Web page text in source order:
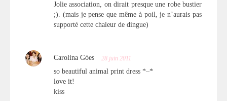
Jolie association, on dirait presque une robe bustier
;). (mais je pense que même à poil, je n’aurais pas
supporté cette chaleur de dingue)
Carolina Góes 28 juin 2011
so beautiful animal print dress *–*
love it!
kiss